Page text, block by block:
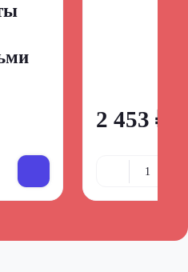
2 453 ₽